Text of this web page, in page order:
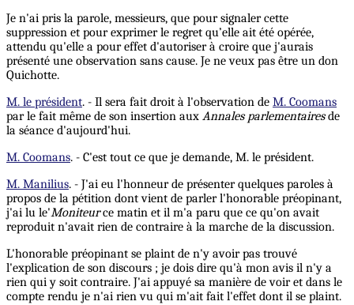
Je n'ai pris la parole, messieurs, que pour signaler cette
suppression et pour exprimer le regret qu’elle ait été opérée,
attendu qu'elle a pour effet d'autoriser à croire que j'aurais
présenté une observation sans cause. Je ne veux pas être un don
Quichotte.
M. le président. - Il sera fait droit à l'observation de M. Coomans
par le fait même de son insertion aux Annales parlementairesde
la séance d'aujourd'hui.
M. Coomans. - C'est tout ce que je demande, M. le président.
M. Manilius. - J'ai eu l'honneur de présenter quelques paroles à
propos de la pétition dont vient de parler l'honorable préopinant,
j'ai lu le'Moniteurce matin et il m'a paru que ce qu'on avait
reproduit n'avait rien de contraire à la marche de la discussion.
L'honorable préopinant se plaint de n'y avoir pas trouvé
l'explication de son discours ; je dois dire qu'à mon avis il n'y a
rien qui y soit contraire. J'ai appuyé sa manière de voir et dans le
compte rendu je n'ai rien vu qui m'ait fait l'effet dont il se plaint.